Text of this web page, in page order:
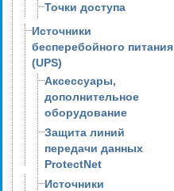
Точки доступа
Источники
бесперебойного питания
(UPS)
Аксессуары,
дополнительное
оборудование
Защита линий
передачи данных
ProtectNet
Источники